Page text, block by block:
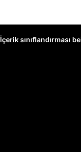
İçerik sınıflandırması